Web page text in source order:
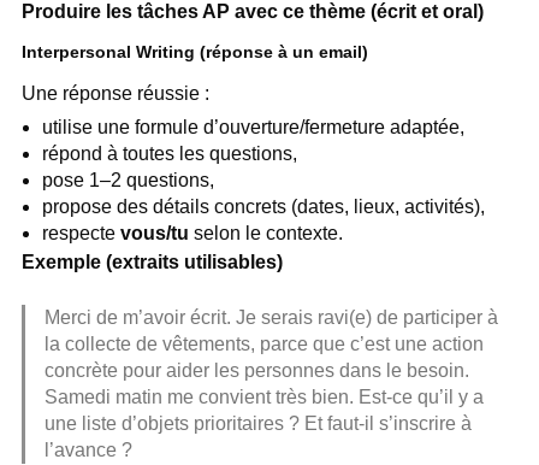
Produire les tâches AP avec ce thème (écrit et oral)
Interpersonal Writing (réponse à un email)
Une réponse réussie :
utilise une formule d’ouverture/fermeture adaptée,
répond à toutes les questions,
pose 1–2 questions,
propose des détails concrets (dates, lieux, activités),
respectevous/tu selon le contexte.
Exemple (extraits utilisables)
Merci de m’avoir écrit. Je serais ravi(e) de participer à
la collecte de vêtements, parce que c’est une action
concrète pour aider les personnes dans le besoin.
Samedi matin me convient très bien. Est-ce qu’il y a
une liste d’objets prioritaires ? Et faut-il s’inscrire à
l’avance ?